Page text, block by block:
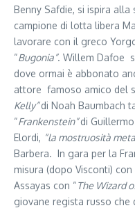
Benny Safdie, si ispira
campione di lotta libera
lavorare con il greco
“Bugonia”. Willem Dafoe
dove ormai è abbonato
attore famoso amico del
Kelly”di Noah Baumbach
“Frankenstein”di
Elordi, “la mostruosità
Barbera. In gara per la
misura (dopo Visconti)
Assayas con “The Wizard
giovane regista russo che